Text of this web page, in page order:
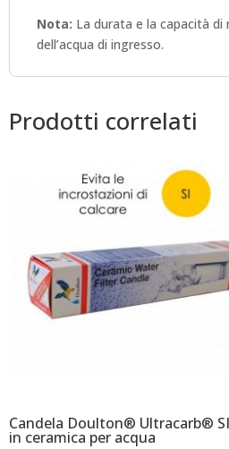
Nota: La durata e la capacità
dell’acqua di ingresso.
Prodotti correlati
Candela Doulton® Ultracarb®
in ceramica per acqua